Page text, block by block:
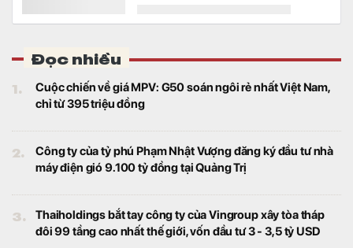
thay đổi diện mạo Thủ đô và việc đi lại của
Lãi suất ngân hàng 4/8 tại Agribank, Vietcombank,
Tài chính
Khảo sát lãi suất huy động trực tuyến niêm
bằng lãi suất tiếp tục ổn định. ACB vẫn dẫn
đầu với mức 7,8%/năm cho kỳ hạn 12 tháng,
trong khi LPBank duy trì vị trí thứ hai sau đợt